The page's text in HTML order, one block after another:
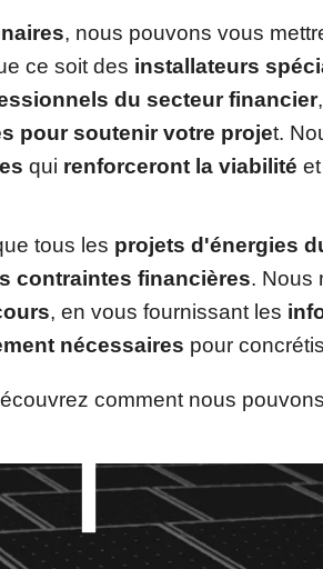
, nous pouvons vous
ce soit des installateurs
du secteur financier
pour soutenir votre projet.
qui renforceront la viabilité
tous les projets d'énergies
contraintes financières. Nous
, en vous fournissant les
nécessaires pour
comment nous